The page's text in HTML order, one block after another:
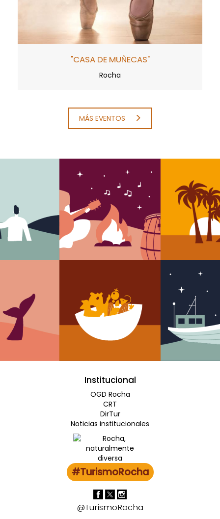
"CASA DE MUÑECAS"
Rocha
MÁS EVENTOS
Institucional
OGD Rocha
CRT
DirTur
Noticias institucionales
#TurismoRocha
@TurismoRocha